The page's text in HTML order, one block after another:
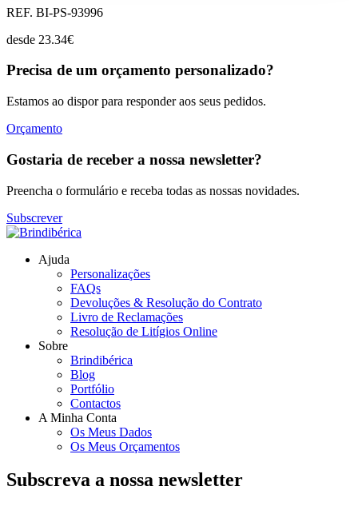
REF. BI-PS-93996
desde 23.34€
Precisa de um orçamento personalizado?
Estamos ao dispor para responder aos seus pedidos.
Orçamento
Gostaria de receber a nossa newsletter?
Preencha o formulário e receba todas as nossas novidades.
Subscrever
Ajuda
Personalizações
FAQs
Devoluções & Resolução do Contrato
Livro de Reclamações
Resolução de Litígios Online
Sobre
Brindibérica
Blog
Portfólio
Contactos
A Minha Conta
Os Meus Dados
Os Meus Orçamentos
Subscreva a nossa newsletter